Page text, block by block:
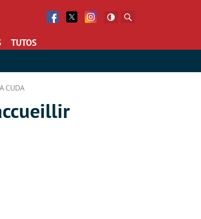
Facebook
Twitter Facebook
TUTOS
CUDA